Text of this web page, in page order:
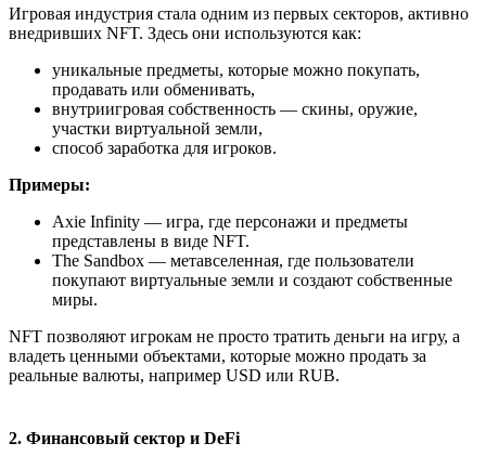
Игровая индустрия стала одним из первых секторов, активно
внедривших NFT. Здесь они используются как:
уникальные предметы, которые можно покупать,
продавать или обменивать,
внутриигровая собственность — скины, оружие,
участки виртуальной земли,
способ заработка для игроков.
Примеры:
Axie Infinity — игра, где персонажи и предметы
представлены в виде NFT.
The Sandbox — метавселенная, где пользователи
покупают виртуальные земли и создают собственные
миры.
NFT позволяют игрокам не просто тратить деньги на игру, а
владеть ценными объектами, которые можно продать за
реальные валюты, например USD или RUB.
2. Финансовый сектор и DeFi